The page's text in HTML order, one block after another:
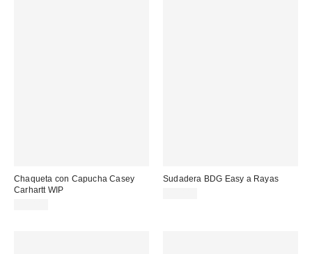
Chaqueta con Capucha Casey
Carhartt WIP
Sudadera BDG Easy a Rayas